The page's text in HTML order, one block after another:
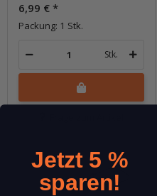
6,99 € *
Packung: 1 Stk.
Stk.
Jetzt 5 %
sparen!